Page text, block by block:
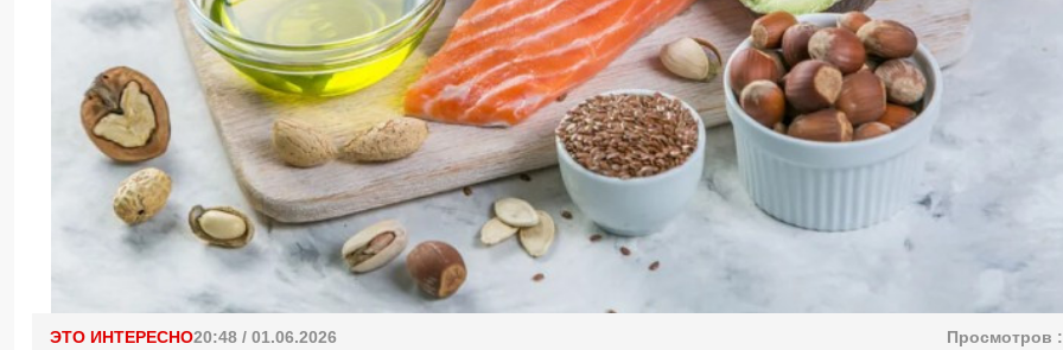
ЭТО ИНТЕРЕСНО20:48 / 01.06.2026 Просмотров :